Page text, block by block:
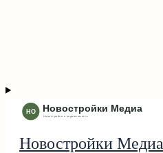
Новостройки Медиа